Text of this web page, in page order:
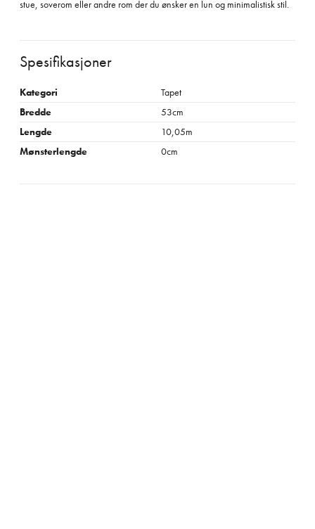
stue, soverom eller andre rom der du ønsker en lun og minimalistisk stil.
Spesifikasjoner
Kategori
Tapet
Bredde
53cm
Lengde
10,05m
Mønsterlengde
0cm